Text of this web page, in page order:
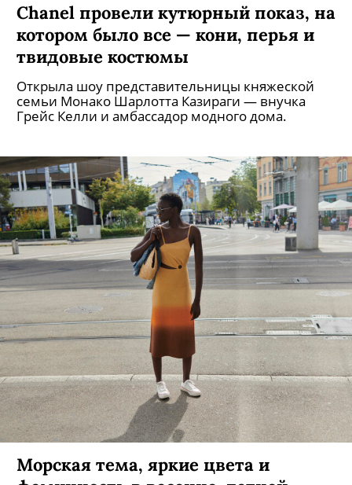
Chanel провели кутюрный показ, на
котором было все — кони, перья и
твидовые костюмы
Открыла шоу представительницы княжеской
семьи Монако Шарлотта Казираги — внучка
Грейс Келли и амбассадор модного дома.
Морская тема, яркие цвета и